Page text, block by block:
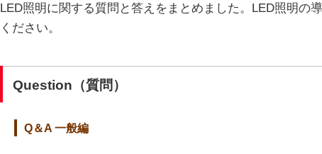
LED照明に関する質問と答えをまとめました。LED照明の
ください。
Question（質問）
Q＆A 一般編